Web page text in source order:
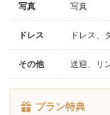
写真 写真
ドレス ドレス、
その他 送迎、リ
プラン特典